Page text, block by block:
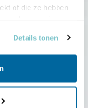
of die ze hebben
Details tonen
36,00 per jaar